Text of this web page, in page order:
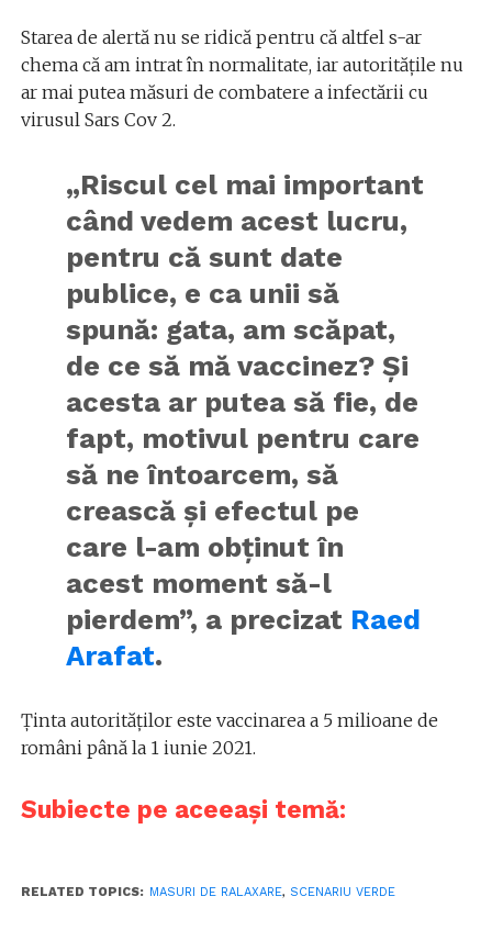
Starea de alertă nu se ridică pentru că altfel s-ar
chema că am intrat în normalitate, iar autoritățile nu
ar mai putea măsuri de combatere a infectării cu
virusul Sars Cov 2.
„Riscul cel mai important
când vedem acest lucru,
pentru că sunt date
publice, e ca unii să
spună: gata, am scăpat,
de ce să mă vaccinez? Și
acesta ar putea să fie, de
fapt, motivul pentru care
să ne întoarcem, să
crească și efectul pe
care l-am obținut în
acest moment să-l
pierdem”, a precizat Raed
Arafat.
Ținta autorităților este vaccinarea a 5 milioane de
români până la 1 iunie 2021.
Subiecte pe aceeași temă:
RELATED TOPICS: MASURI DE RALAXARE, SCENARIU VERDE